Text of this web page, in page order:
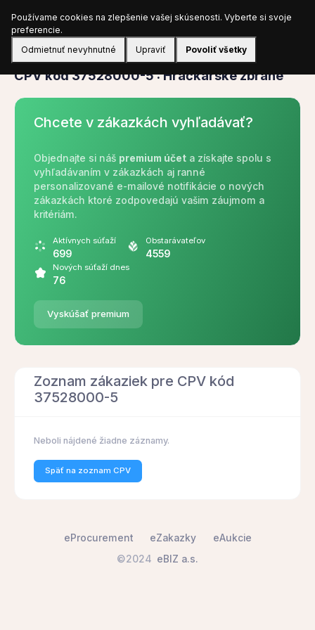
Prihlásiť sa
CPV
CPV kód 37528000-5 : Hračkárske zbrane
Chcete v zákazkách vyhľadávať?
Objednajte si náš premium účet a získajte spolu s
vyhľadávaním v zákazkách aj ranné
personalizované e-mailové notifikácie o nových
zákazkách ktoré zodpovedajú vašim záujmom a
kritériám.
Aktívnych súťaží
699
Obstarávateľov
4559
Nových súťaží dnes
76
Vyskúšať premium
Zoznam zákaziek pre CPV kód
37528000-5
Neboli nájdené žiadne záznamy.
Späť na zoznam CPV
©2024 eBIZ a.s.
eProcurement eZakazky eAukcie
Používame cookies na zlepšenie vašej skúsenosti. Vyberte si svoje
preferencie.
Odmietnuť nevyhnutné
Upraviť Povoliť všetky